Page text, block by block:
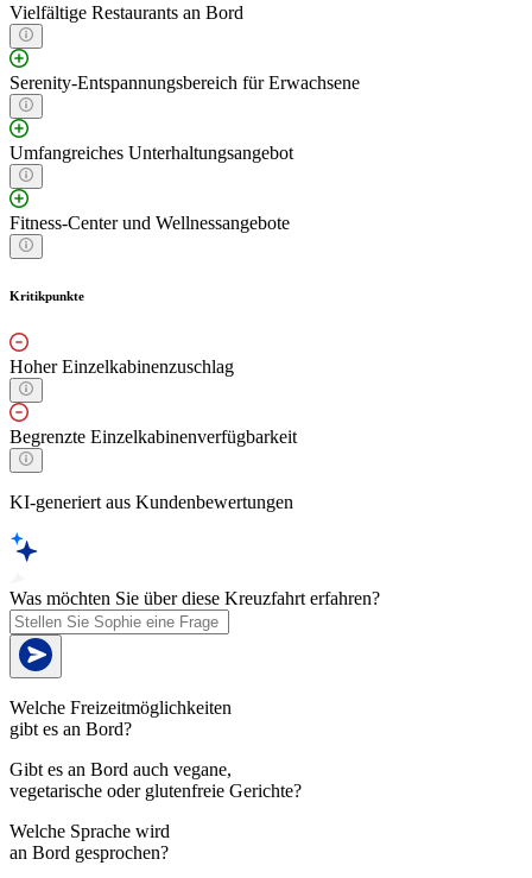
Vielfältige Restaurants an Bord
Serenity-Entspannungsbereich für Erwachsene
Umfangreiches Unterhaltungsangebot
Fitness-Center und Wellnessangebote
Kritikpunkte
Hoher Einzelkabinenzuschlag
Begrenzte Einzelkabinenverfügbarkeit
KI-generiert aus Kundenbewertungen
Was möchten Sie über diese Kreuzfahrt erfahren?
Welche Freizeitmöglichkeiten
gibt es an Bord?
Gibt es an Bord auch vegane,
vegetarische oder glutenfreie Gerichte?
Welche Sprache wird
an Bord gesprochen?